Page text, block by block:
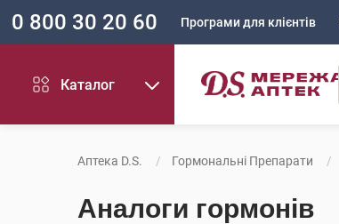
0 800 30 20 60 Програми для клієнтів
Каталог
Аптека D.S. Гормональні Препарати
Аналоги гормонів